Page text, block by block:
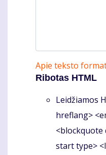
Apie teksto
Ribotas HTML
Leidžiamos
hreflang>
<blockquote
start type>